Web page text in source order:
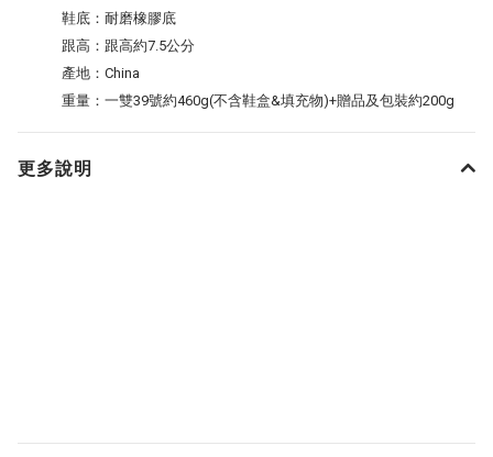
鞋底：耐磨橡膠底
跟高：跟高約7.5公分
產地：China
重量：一雙39號約460g(不含鞋盒&填充物)+贈品及包裝約200g
更多說明